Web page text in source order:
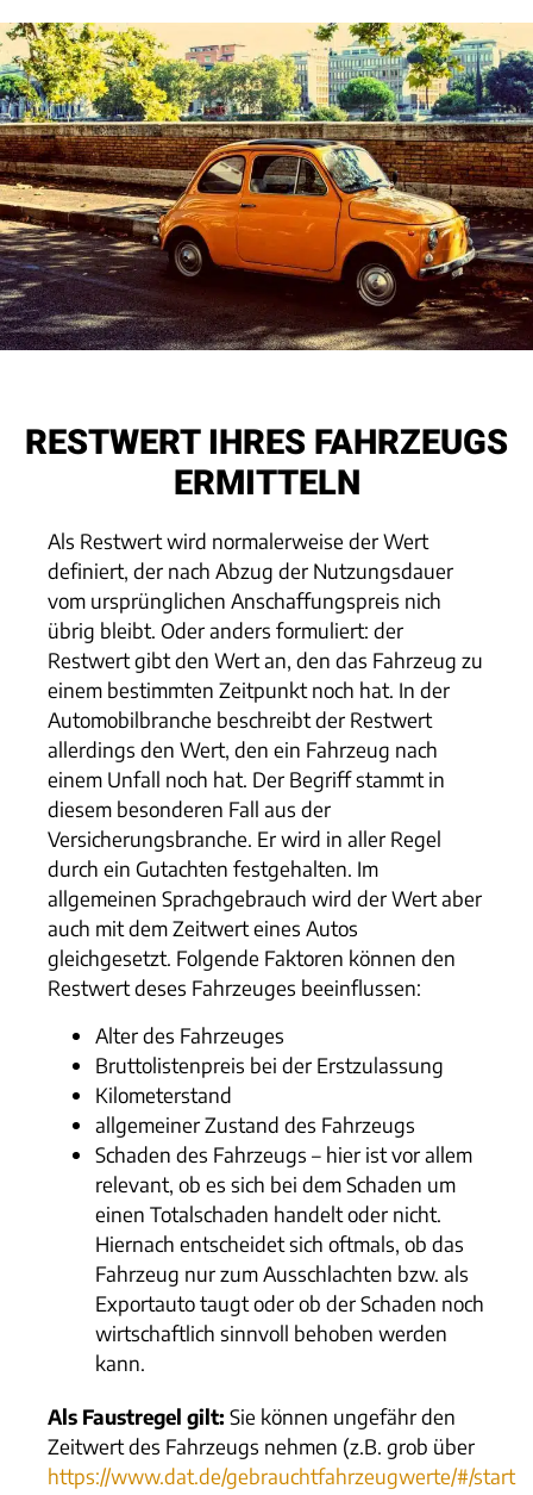
RESTWERT IHRES FAHRZEUGS
ERMITTELN
Als Restwert wird normalerweise der Wert
definiert, der nach Abzug der Nutzungsdauer
vom ursprünglichen Anschaffungspreis nich
übrig bleibt. Oder anders formuliert: der
Restwert gibt den Wert an, den das Fahrzeug zu
einem bestimmten Zeitpunkt noch hat. In der
Automobilbranche beschreibt der Restwert
allerdings den Wert, den ein Fahrzeug nach
einem Unfall noch hat. Der Begriff stammt in
diesem besonderen Fall aus der
Versicherungsbranche. Er wird in aller Regel
durch ein Gutachten festgehalten. Im
allgemeinen Sprachgebrauch wird der Wert aber
auch mit dem Zeitwert eines Autos
gleichgesetzt. Folgende Faktoren können den
Restwert deses Fahrzeuges beeinflussen:
Alter des Fahrzeuges
Bruttolistenpreis bei der Erstzulassung
Kilometerstand
allgemeiner Zustand des Fahrzeugs
Schaden des Fahrzeugs – hier ist vor allem
relevant, ob es sich bei dem Schaden um
einen Totalschaden handelt oder nicht.
Hiernach entscheidet sich oftmals, ob das
Fahrzeug nur zum Ausschlachten bzw. als
Exportauto taugt oder ob der Schaden noch
wirtschaftlich sinnvoll behoben werden
kann.
Als Faustregel gilt: Sie können ungefähr den
Zeitwert des Fahrzeugs nehmen (z.B. grob über
https://www.dat.de/gebrauchtfahrzeugwerte/#/start